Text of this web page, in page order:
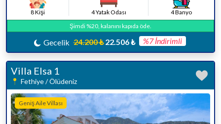
8 Kişi 4 Yatak Odası
4 Banyo
Şimdi %20, kalanını kapıda öde.
Gecelik 24.200 ₺ 22.506 ₺ %7 İndirimli
Villa Elsa 1
Fethiye / Ölüdeniz
Geniş Aile Villası